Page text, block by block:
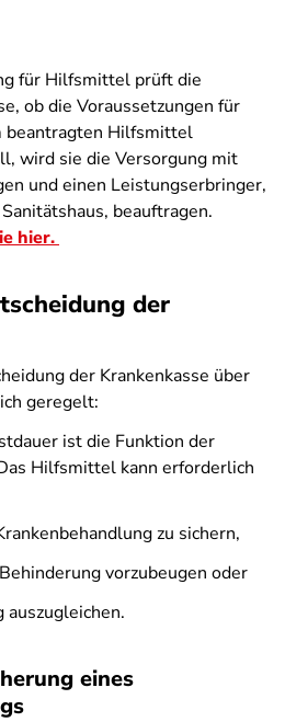
für Hilfsmittel prüft die
ob die Voraussetzungen für
beantragten Hilfsmittel
wird sie die Versorgung mit
und einen Leistungserbringer,
beauftragen.
hier.
der
der Krankenkasse über
geregelt:
ist die Funktion der
Hilfsmittel kann erforderlich
zu sichern,
vorzubeugen oder
auszugleichen.
eines